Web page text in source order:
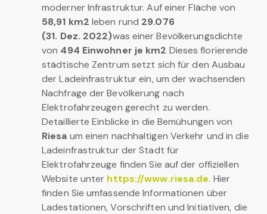
moderner Infrastruktur. Auf einer Fläche von
58,91 km2 leben rund 29.076
(31. Dez. 2022)was einer Bevölkerungsdichte
von 494 Einwohner je km2 Dieses florierende
städtische Zentrum setzt sich für den Ausbau
der Ladeinfrastruktur ein, um der wachsenden
Nachfrage der Bevölkerung nach
Elektrofahrzeugen gerecht zu werden.
Detaillierte Einblicke in die Bemühungen von
Riesa um einen nachhaltigen Verkehr und in die
Ladeinfrastruktur der Stadt für
Elektrofahrzeuge finden Sie auf der offiziellen
Website unter https://www.riesa.de. Hier
finden Sie umfassende Informationen über
Ladestationen, Vorschriften und Initiativen, die